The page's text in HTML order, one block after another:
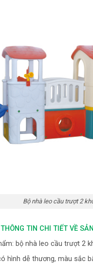
Bộ nhà leo cầu trượt 2
THÔNG TIN CHI TIẾT VỀ
bộ nhà leo cầu trượt 2
hình dễ thương, màu sắc